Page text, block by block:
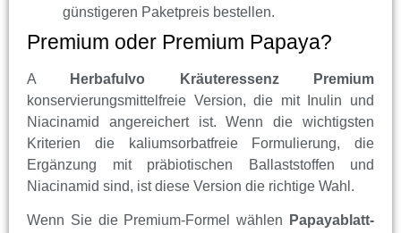
günstigeren Paketpreis bestellen.
Premium oder Premium Papaya?
A
Herbafulvo Kräuteressenz Premium
konservierungsmittelfreie Version, die mit Inulin und
Niacinamid angereichert ist. Wenn die wichtigsten
Kriterien die kaliumsorbatfreie Formulierung, die
Ergänzung mit präbiotischen Ballaststoffen und
Niacinamid sind, ist diese Version die richtige Wahl.
Wenn Sie die Premium-Formel wählen
Papayablatt-